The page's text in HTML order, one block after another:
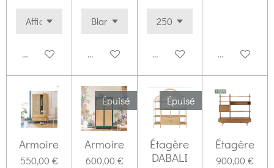
Ajouter au panierAjouter au panierAjouter au panierAjouter au
Armoire
550,00 €
Épuisé
Armoire
600,00 €
Épuisé
Étagère
DABALI
Étagère
900,00 €